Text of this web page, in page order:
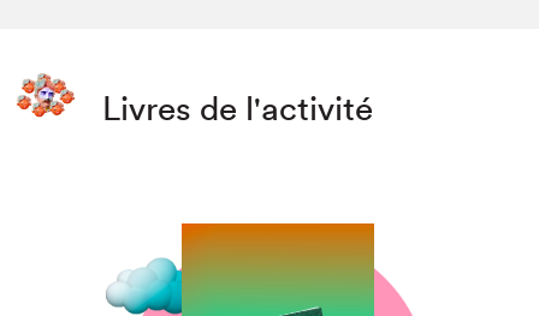
Livres de l'activité